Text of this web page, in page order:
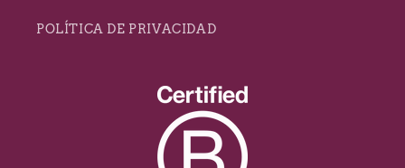
POLÍTICA DE PRIVACIDAD